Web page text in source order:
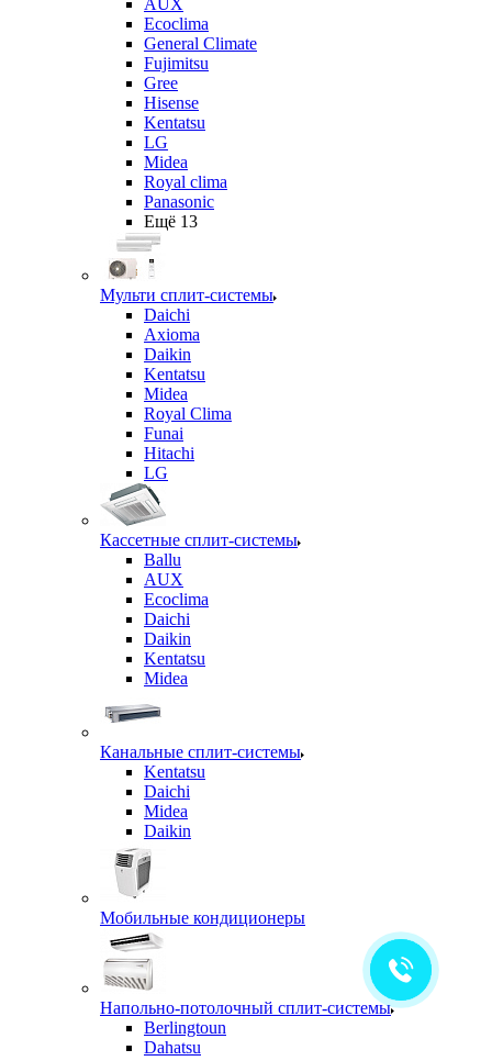
AUX
Ecoclima
General Climate
Fujimitsu
Gree
Hisense
Kentatsu
LG
Midea
Royal clima
Panasonic
Ещё 13
Мульти сплит-системы
Daichi
Axioma
Daikin
Kentatsu
Midea
Royal Clima
Funai
Hitachi
LG
Кассетные сплит-системы
Ballu
AUX
Ecoclima
Daichi
Daikin
Kentatsu
Midea
Канальные сплит-системы
Kentatsu
Daichi
Midea
Daikin
Мобильные кондиционеры
Напольно-потолочный сплит-системы
Berlingtoun
Dahatsu